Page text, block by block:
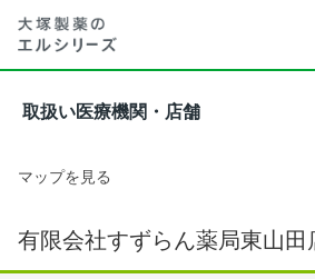
取扱い医療機関・店舗
マップを見る
有限会社すずらん薬局東山田